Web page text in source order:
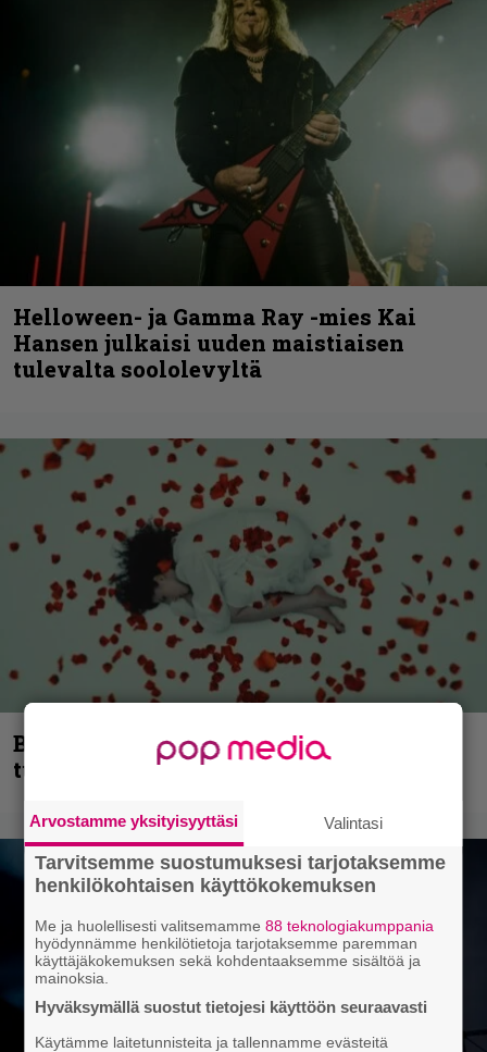
Helloween- ja Gamma Ray -mies Kai
Hansen julkaisi uuden maistiaisen
tulevalta soololevyltä
Blind Channel palaa rytinällä –
tuplasingle videoineen julki
Arvostamme yksityisyyttäsi Valintasi
Tarvitsemme suostumuksesi tarjotaksemme
henkilökohtaisen käyttökokemuksen
Me ja huolellisesti valitsemamme88 teknologiakumppania
hyödynnämme henkilötietoja tarjotaksemme paremman
käyttäjäkokemuksen sekä kohdentaaksemme sisältöä ja
mainoksia.
Hyväksymällä suostut tietojesi käyttöön seuraavasti
Käytämme laitetunnisteita ja tallennamme evästeitä